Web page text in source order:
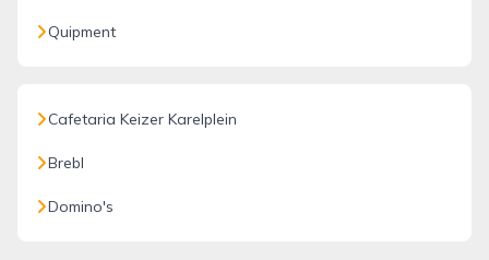
Quipment
Cafetaria Keizer Karelplein
Brebl
Domino's